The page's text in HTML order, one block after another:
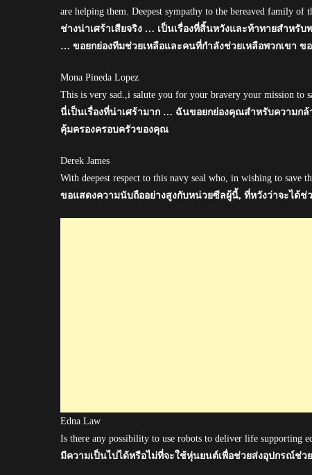
are helping them. Deepest sympathy to the bereaved family of
ช่างน่าเศร้าเสียจริง … เป็นเรื่องที่สิ้นหวังและท้าทายสำหรั
… ขอยกย่องทีมช่วยเหลือและคนที่กำลังช่วยเหลือพวกเขา
Mona Pineda Lopez
This is very sad.,i salute you for your bravery your mission to
นี่เป็นเรื่องที่น่าเศร้ามาก … ฉันขอยกย่องคุณสำหรับความ
คุ้มครองครอบครัวของคุณ
Derek James
With deepest respect to this navy seal who, in wishing to save
ขอแสดงความนับถืออย่างสูงกับหน่วยซีลผู้นี้, ที่หวังว่าจะได้ช่
Edna Law
Is there any possibility to use robots to deliver life supporting
มีความเป็นไปได้หรือไม่ที่จะใช้หุ่นยนต์เพื่อช่วยส่งอุปกรณ์ช่ว